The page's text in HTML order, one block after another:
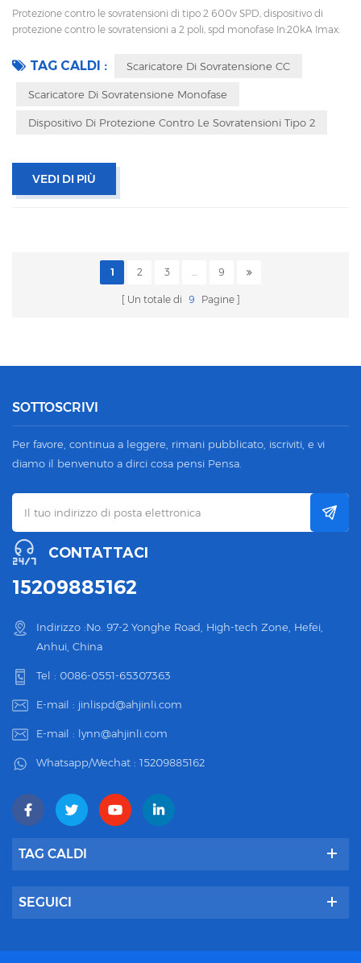
Protezione contro le sovratensioni di tipo 2 600v SPD, dispositivo di
protezione contro le sovratensioni a 2 poli, spd monofase In:20kA Imax:
segnalazione remota CEI 61643-11 OEM accettabile
TAG CALDI : Scaricatore Di Sovratensione CC
Scaricatore Di Sovratensione Monofase
Dispositivo Di Protezione Contro Le Sovratensioni Tipo 2
VEDI DI PIÙ
1 2 3 ... 9
Un totale di 9 Pagine
SOTTOSCRIVI
Per favore, continua a leggere, rimani pubblicato, iscriviti, e vi
diamo il benvenuto a dirci cosa pensi Pensa.
CONTATTACI
15209885162
Indirizzo :No. 97-2 Yonghe Road, High-tech Zone, Hefei,
Anhui, China
Tel : 0086-0551-65307363
E-mail : jinlispd@ahjinli.com
E-mail : lynn@ahjinli.com
Whatsapp/Wechat : 15209885162
TAG CALDI
SEGUICI